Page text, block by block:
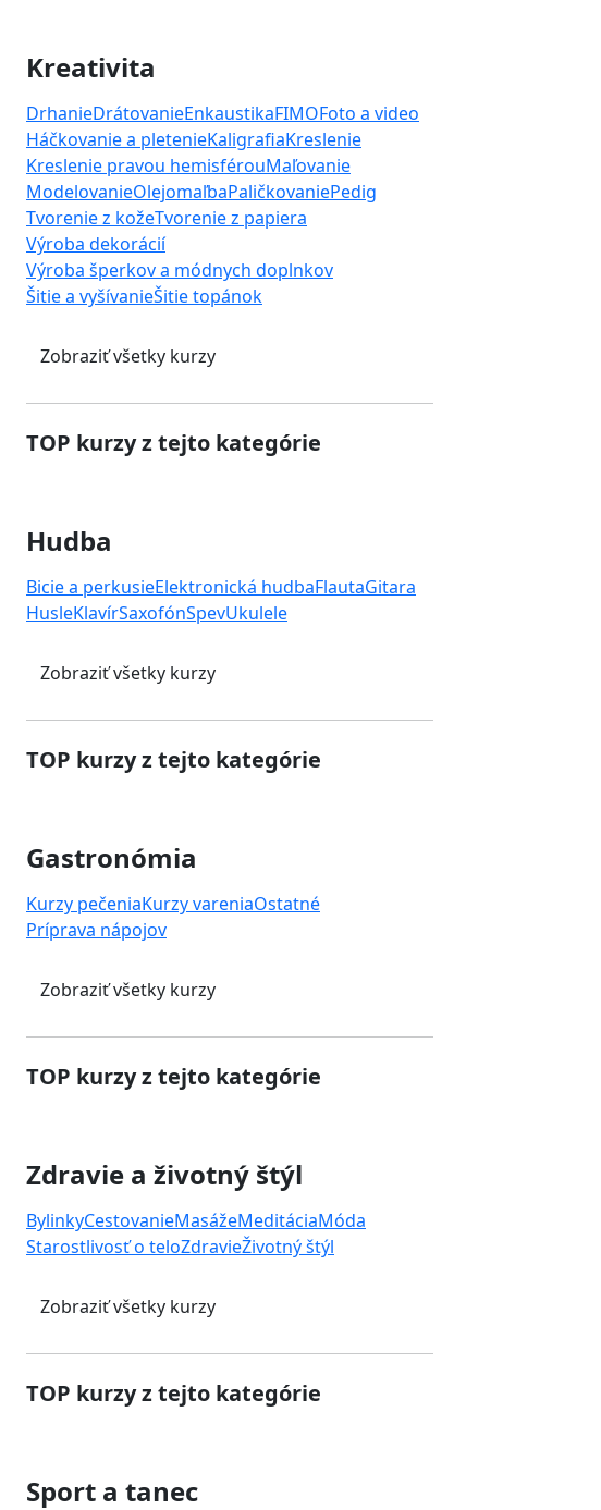
Kreativita
DrhanieDrátovanieEnkaustikaFIMOFoto a video
Háčkovanie a pletenieKaligrafiaKreslenie
Kreslenie pravou hemisférouMaľovanie
ModelovanieOlejomaľbaPaličkovaniePedig
Tvorenie z kožeTvorenie z papiera
Výroba dekorácií
Výroba šperkov a módnych doplnkov
Šitie a vyšívanieŠitie topánok
Zobraziť všetky kurzy
TOP kurzy z tejto kategórie
Hudba
Bicie a perkusieElektronická hudbaFlautaGitara
HusleKlavírSaxofónSpevUkulele
Zobraziť všetky kurzy
TOP kurzy z tejto kategórie
Gastronómia
Kurzy pečeniaKurzy vareniaOstatné
Príprava nápojov
Zobraziť všetky kurzy
TOP kurzy z tejto kategórie
Zdravie a životný štýl
BylinkyCestovanieMasážeMeditáciaMóda
Starostlivosť o teloZdravieŽivotný štýl
Zobraziť všetky kurzy
TOP kurzy z tejto kategórie
Sport a tanec